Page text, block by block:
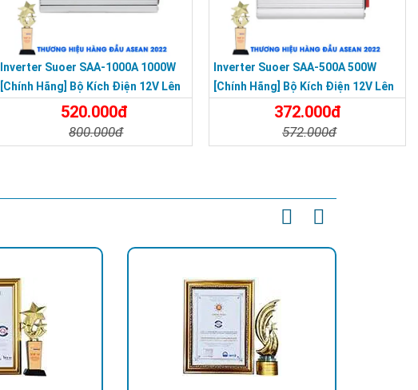
Inverter Suoer SAA-1000A 1000W
[Chính Hãng] Bộ Kích Điện 12V Lên
220V - Máy Kích Điện Sin Mô Phỏng
520.000đ
800.000đ
Inverter Suoer SAA-500A 500W
[Chính Hãng] Bộ Kích Điện 12V Lên
220V - Máy Kích Điện Sin Mô Phỏng
372.000đ
572.000đ